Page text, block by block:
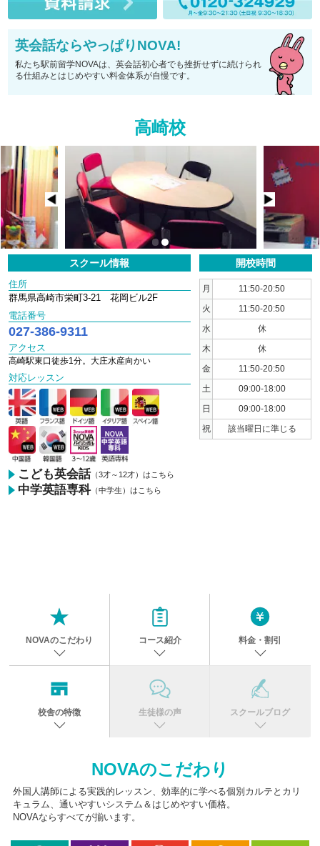
英会話ならやっぱりNOVA!
私たち駅前留学NOVAは、英会話初心者でも挫折せずに続けられ
る仕組みとはじめやすい料金体系が自慢です。
高崎校
スクール情報
住所
群馬県高崎市栄町3-21 花岡ビル2F
電話番号
027-386-9311
アクセス
高崎駅東口徒歩1分。大庄水産向かい
対応レッスン
こども英会話（3才～12才）はこちら
中学英語専科（中学生）はこちら
開校時間
月 11:50-20:50
火 11:50-20:50
水 休
木 休
金 11:50-20:50
土 09:00-18:00
日 09:00-18:00
祝 該当曜日に準じる
1 2
NOVAのこだわり コース紹介 料金・割引
校舎の特徴 生徒様の声 スクールブログ
NOVAのこだわり
外国人講師による実践的レッスン、効率的に学べる個別カルテとカリ
キュラム、通いやすいシステム＆はじめやすい価格。
NOVAならすべてが揃います。